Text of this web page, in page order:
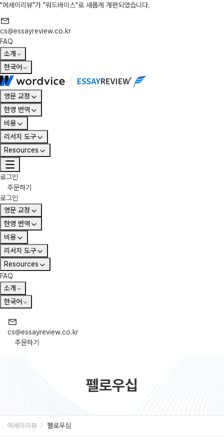
"에세이리뷰"가 "워드바이스"로 새롭게 개편되었습니다.
cs@essayreview.co.kr
FAQ
소개
한국어
영문 교정
한영 번역
비용
리서치 도구
Resources
로그인
주문하기
로그인
영문 교정
한영 번역
비용
리서치 도구
Resources
FAQ
소개
한국어
cs@essayreview.co.kr
주문하기
펠로우십
에세이리뷰 펠로우십